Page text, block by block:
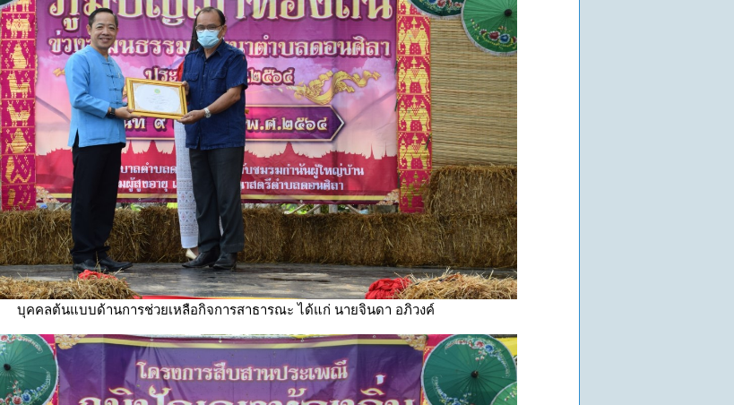
บุคคลต้นแบบด้านการช่วยเหลือกิจการสาธารณะ ได้แก่ นายจินดา อภิวงค์